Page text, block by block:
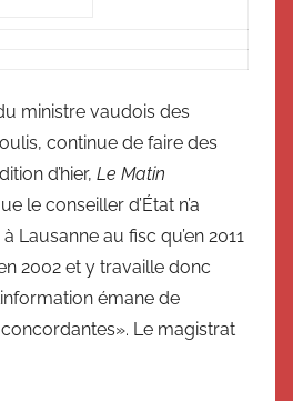
ministre vaudois des
continue de faire des
d’hier, Le Matin
le conseiller d’État n’a
Lausanne au fisc qu’en 2011
2002 et y travaille donc
émane de
Le magistrat